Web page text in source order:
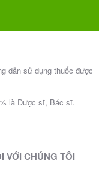
dẫn sử dụng thuốc được
là Dược sĩ, Bác sĩ.
VỚI CHÚNG TÔI